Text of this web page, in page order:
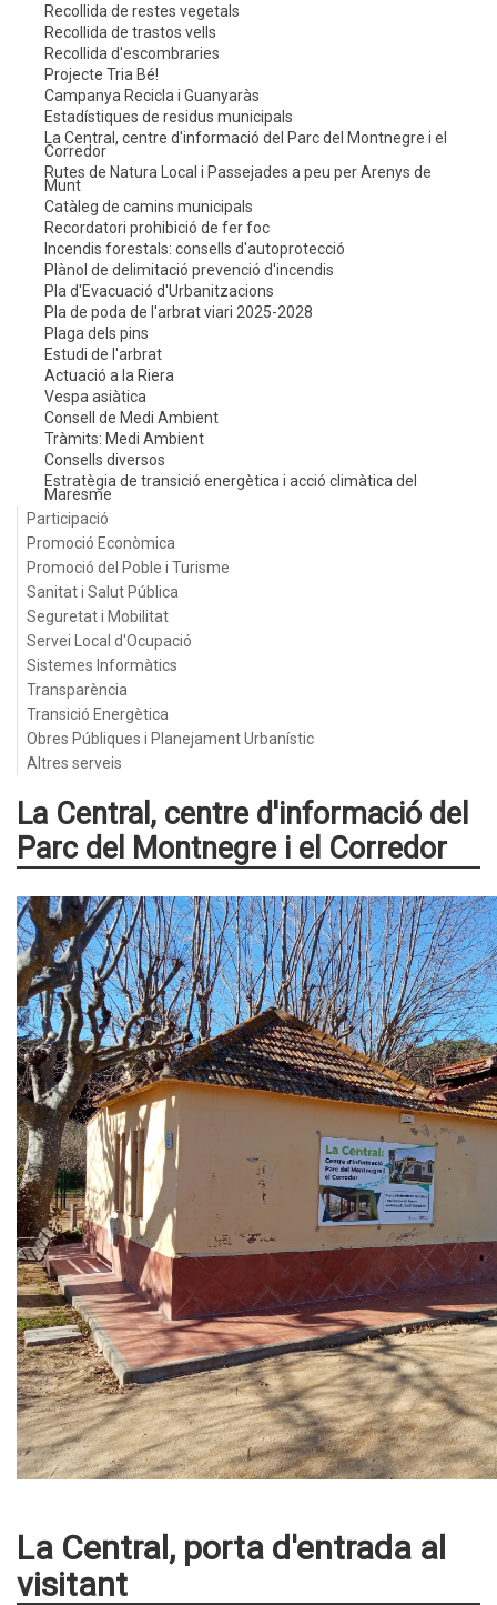
Recollida de restes vegetals
Recollida de trastos vells
Recollida d'escombraries
Projecte Tria Bé!
Campanya Recicla i Guanyaràs
Estadístiques de residus municipals
La Central, centre d'informació del Parc del Montnegre i el
Corredor
Rutes de Natura Local i Passejades a peu per Arenys de
Munt
Catàleg de camins municipals
Recordatori prohibició de fer foc
Incendis forestals: consells d'autoprotecció
Plànol de delimitació prevenció d'incendis
Pla d'Evacuació d'Urbanitzacions
Pla de poda de l'arbrat viari 2025-2028
Plaga dels pins
Estudi de l'arbrat
Actuació a la Riera
Vespa asiàtica
Consell de Medi Ambient
Tràmits: Medi Ambient
Consells diversos
Estratègia de transició energètica i acció climàtica del
Maresme
Participació
Promoció Econòmica
Promoció del Poble i Turisme
Sanitat i Salut Pública
Seguretat i Mobilitat
Servei Local d'Ocupació
Sistemes Informàtics
Transparència
Transició Energètica
Obres Públiques i Planejament Urbanístic
Altres serveis
La Central, centre d'informació del
Parc del Montnegre i el Corredor
La Central, porta d'entrada al
visitant